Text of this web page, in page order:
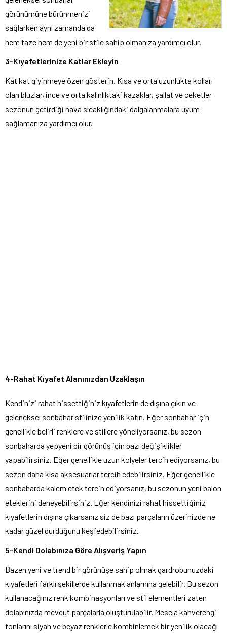
görünümüne bürünmenizi
sağlarken aynı zamanda da
hem taze hem de yeni bir stile sahip olmanıza yardımcı olur.
3-Kıyafetlerinize Katlar Ekleyin
Kat kat giyinmeye özen gösterin. Kısa ve orta uzunlukta kolları
olan bluzlar, ince ve orta kalınlıktaki kazaklar, şallat ve ceketler
sezonun getirdiği hava sıcaklığındaki dalgalanmalara uyum
sağlamanıza yardımcı olur.
4-Rahat Kıyafet Alanınızdan Uzaklaşın
Kendinizi rahat hissettiğiniz kıyafetlerin de dışına çıkın ve
geleneksel sonbahar stilinize yenilik katın. Eğer sonbahar için
genellikle belirli renklere ve stillere yöneliyorsanız, bu sezon
sonbaharda yepyeni bir görünüş için bazı değişiklikler
yapabilirsiniz. Eğer genellikle uzun kolyeler tercih ediyorsanız, bu
sezon daha kısa aksesuarlar tercih edebilirsiniz. Eğer genellikle
sonbaharda kalem etek tercih ediyorsanız, bu sezonun yeni balon
eteklerini deneyebilirsiniz. Eğer kendinizi rahat hissettiğiniz
kıyafetlerin dışına çıkarsanız siz de bazı parçaların üzerinizde ne
kadar güzel durduğunu keşfedebilirsiniz.
5-Kendi Dolabınıza Göre Alışveriş Yapın
Bazen yeni ve trend bir görünüşe sahip olmak gardrobunuzdaki
kıyafetleri farklı şekillerde kullanmak anlamına gelebilir. Bu sezon
kullanacağınız renk kombinasyonları ve stil elementleri zaten
dolabınızda mevcut parçalarla oluşturulabilir. Mesela kahverengi
tonlarını siyah ve beyaz renklerle kombinlemek bir yenilik olacağı